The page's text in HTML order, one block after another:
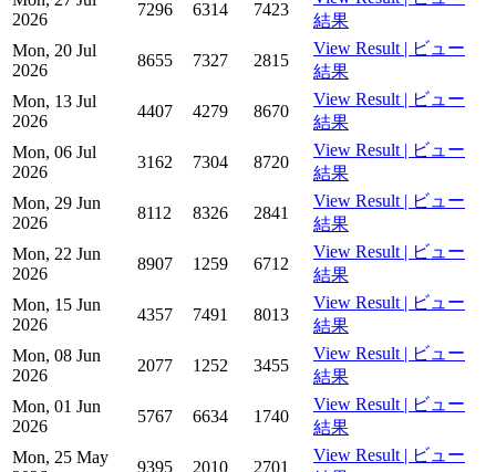
2026
7296 6314 7423
結果
Mon, 20 Jul
2026
8655 7327 2815
View Result | ビュー
結果
Mon, 13 Jul
2026
4407 4279 8670
View Result | ビュー
結果
Mon, 06 Jul
2026
3162 7304 8720
View Result | ビュー
結果
Mon, 29 Jun
2026
8112 8326 2841
View Result | ビュー
結果
Mon, 22 Jun
2026
8907 1259 6712
View Result | ビュー
結果
Mon, 15 Jun
2026
4357 7491 8013
View Result | ビュー
結果
Mon, 08 Jun
2026
2077 1252 3455
View Result | ビュー
結果
Mon, 01 Jun
2026
5767 6634 1740
View Result | ビュー
結果
Mon, 25 May
9395 2010 2701
View Result | ビュー